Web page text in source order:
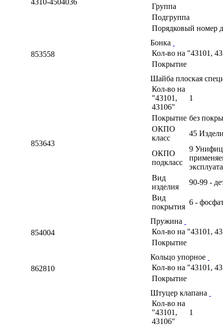
Группа
Подгруппа
Порядковый номер
853558
Бонка
Кол-во на "43101,
Покрытие
853643
Шайба плоская
Кол-во на
"43101,
43106"
1
Покрытие без
ОКПО
класс
45
ОКПО
подкласс
9
Вид
изделия
90-99 -
Вид
покрытия
6 -
854004
Пружина
Кол-во на "43101,
Покрытие
862810
Кольцо упорное
Кол-во на "43101,
Покрытие
Штуцер клапана
Кол-во на
"43101,
43106"
1